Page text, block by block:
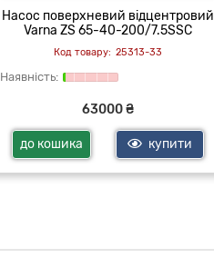
Насос поверхневий відцентровий
Varna ZS 65-40-200/7.5SSC
25313-33
63000 ₴
до кошика купити